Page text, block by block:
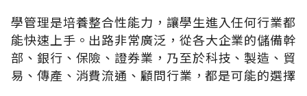
學管理是培養整合性能力，讓學生進入任何行業都
能快速上手。出路非常廣泛，從各大企業的儲備幹
部、銀行、保險、證券業，乃至於科技、製造、貿
易、傳產、消費流通、顧問行業，都是可能的選擇